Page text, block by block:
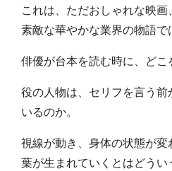
これは、ただおしゃれな映画
素敵な華やかな業界の物語で
俳優が台本を読む時に、どこ
役の人物は、セリフを言う
いるのか。
視線が動き、身体の状態が
葉が生まれていくとはどうい